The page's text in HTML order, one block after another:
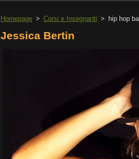
Homepage > Corsi e Insegnanti > hip hop
Jessica Bertin